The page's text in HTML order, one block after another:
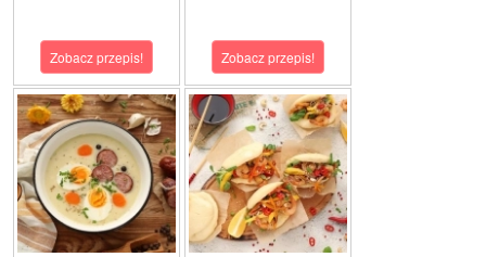
Zobacz przepis! Zobacz przepis!